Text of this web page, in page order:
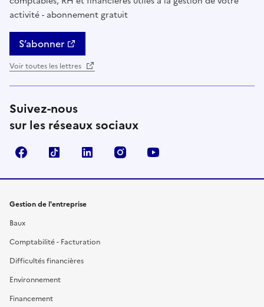
activité - abonnement gratuit
S’abonner
Voir toutes les lettres
Suivez-nous
sur les réseaux sociaux
FacebookTikTok Linkedin Instagram
Gestion de l'entreprise
Baux
Comptabilité - Facturation
Difficultés financières
Environnement
Financement